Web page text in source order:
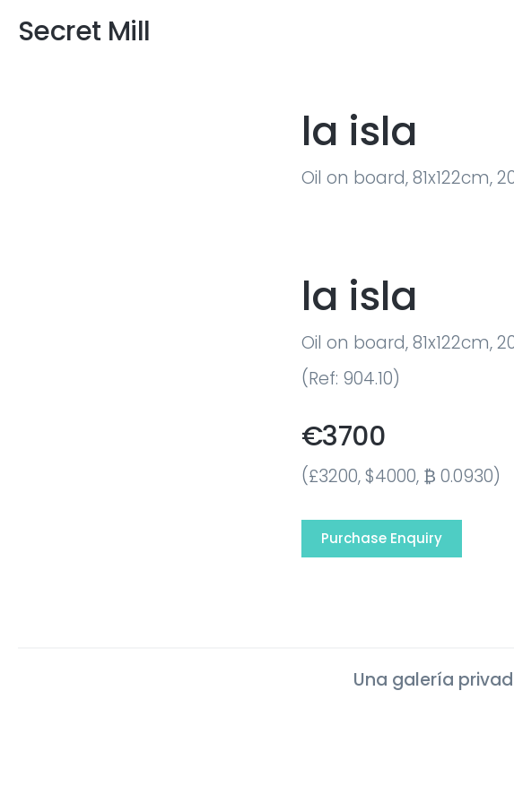
Secret Mill
la isla
Oil on board, 81x122cm,
la isla
Oil on board, 81x122cm,
(Ref: 904.10)
€3700
(£3200, $4000, ₿ 0.0930)
Purchase Enquiry
Una galería